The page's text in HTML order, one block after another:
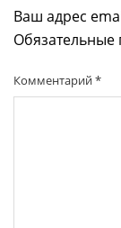
Ваш адрес
Комментарий*